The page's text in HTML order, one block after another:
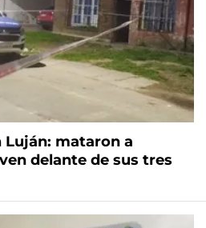
mataron a
delante de sus tres